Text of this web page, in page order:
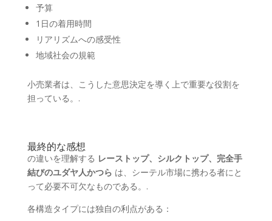
予算
1日の着用時間
リアリズムへの感受性
地域社会の規範
小売業者は、こうした意思決定を導く上で重要な役割を
担っている。.
最終的な感想
の違いを理解する レーストップ、シルクトップ、完全手
結びのユダヤ人かつら は、シーテル市場に携わる者にと
って必要不可欠なものである。.
各構造タイプには独自の利点がある：